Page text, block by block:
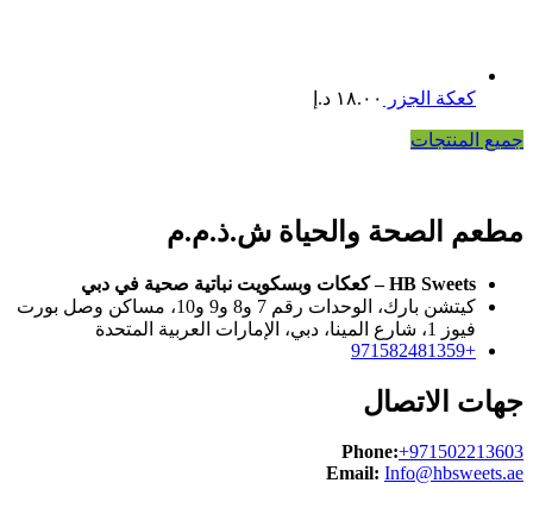
كعكة الجزر ١٨.٠٠ د.إ
جميع المنتجات
مطعم الصحة والحياة ش.ذ.م.م
HB Sweets – كعكات وبسكويت نباتية صحية في دبي
كيتشن بارك، الوحدات رقم 7 و8 و9 و10، مساكن وصل بورت
فيوز 1، شارع المينا، دبي، الإمارات العربية المتحدة
+971582481359
جهات الاتصال
Phone:+971502213603
Email: Info@hbsweets.ae